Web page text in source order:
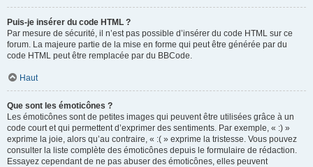
Puis-je insérer du code HTML ?
Par mesure de sécurité, il n’est pas possible d’insérer du code HTML sur ce
forum. La majeure partie de la mise en forme qui peut être générée par du
code HTML peut être remplacée par du BBCode.
Haut
Que sont les émoticônes ?
Les émoticônes sont de petites images qui peuvent être utilisées grâce à un
code court et qui permettent d’exprimer des sentiments. Par exemple, « :) »
exprime la joie, alors qu’au contraire, « :( » exprime la tristesse. Vous pouvez
consulter la liste complète des émoticônes depuis le formulaire de rédaction.
Essayez cependant de ne pas abuser des émoticônes, elles peuvent